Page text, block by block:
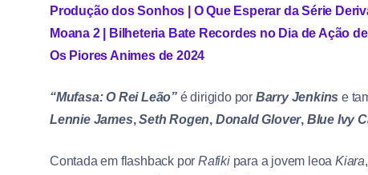
Produção dos Sonhos | O Que Esperar da Série
Moana 2 | Bilheteria Bate Recordes no Dia de Ação
Os Piores Animes de 2024
“Mufasa: O Rei Leão” é dirigido por Barry Jenkins e
Lennie James,Seth Rogen, Donald Glover, Blue Ivy
Contada em flashback por Rafikipara a jovem leoaKiara